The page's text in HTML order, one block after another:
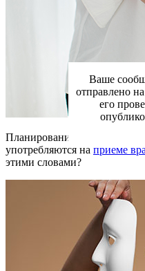
Планирование
употребляются на приеме
этими словами?
Ваше
отправлено
его